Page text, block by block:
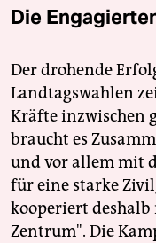
Die
Der drohende
Landtagswahlen
Kräfte inzwischen
braucht es
und vor allem mit
für eine starke
kooperiert
Zentrum". Die